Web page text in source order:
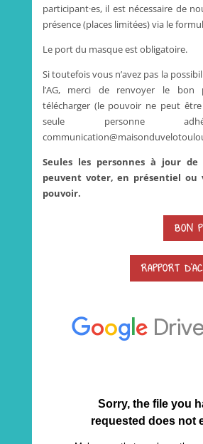
participant·es, il est nécessaire de
présence (places limitées) via le
Le port du masque est obligatoire.
Si toutefois vous n’avez pas la
l’AG, merci de renvoyer le
télécharger (le pouvoir ne peut
seule personne
Seules les personnes à jour
peuvent voter, en présentiel ou
pouvoir.
BON
RAPPORT